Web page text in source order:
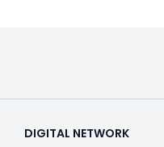
DIGITAL NETWORK